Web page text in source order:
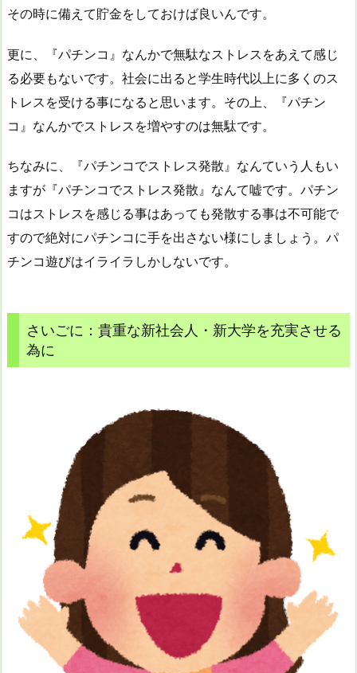
その時に備えて貯金をしておけば良いんです。
更に、『パチンコ』なんかで無駄なストレスをあえて感じ
る必要もないです。社会に出ると学生時代以上に多くのス
トレスを受ける事になると思います。その上、『パチン
コ』なんかでストレスを増やすのは無駄です。
ちなみに、『パチンコでストレス発散』なんていう人もい
ますが『パチンコでストレス発散』なんて嘘です。パチン
コはストレスを感じる事はあっても発散する事は不可能で
すので絶対にパチンコに手を出さない様にしましょう。パ
チンコ遊びはイライラしかしないです。
さいごに：貴重な新社会人・新大学を充実させる
為に